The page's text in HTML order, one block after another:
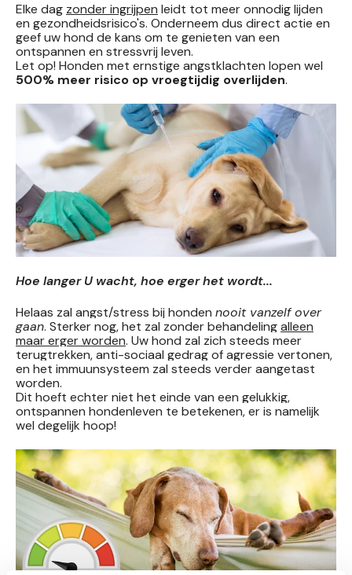
Elke dag zonder ingrijpen leidt tot meer onnodig lijden
en gezondheidsrisico's. Onderneem dus direct actie en
geef uw hond de kans om te genieten van een
ontspannen en stressvrij leven.
Let op! Honden met ernstige angstklachten lopen wel
500% meer risico op vroegtijdig overlijden.
Hoe langer U wacht, hoe erger het wordt...
Helaas zal angst/stress bij honden nooit vanzelf over
gaan. Sterker nog, het zal zonder behandelingalleen
maar erger worden. Uw hond zal zich steeds meer
terugtrekken, anti-sociaal gedrag of agressie vertonen,
en het immuunsysteem zal steeds verder aangetast
worden.
Dit hoeft echter niet het einde van een gelukkig,
ontspannen hondenleven te betekenen, er is namelijk
wel degelijk hoop!